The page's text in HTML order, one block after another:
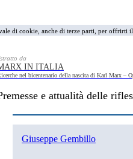
di cookie, anche di terze parti, per
da
IN ITALIA
nel bicentenario della nascita di Karl Marx –
e attualità delle
Giuseppe Gembillo